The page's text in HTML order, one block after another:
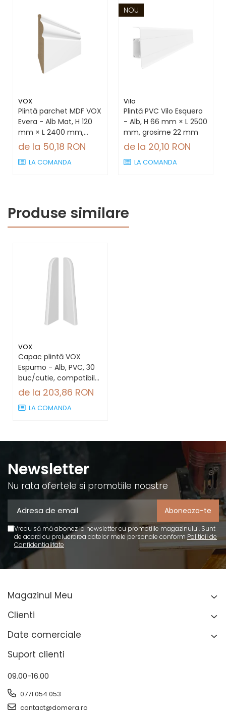
VOX
Plintă parchet MDF VOX
Evera - Alb Mat, H 120
mm × L 2400 mm,
grosime 16 mm
de la 50,18 RON
LA COMANDA
NOU
Vilo
Plintă PVC Vilo Esquero
- Alb, H 66 mm × L 2500
mm, grosime 22 mm
de la 20,10 RON
LA COMANDA
Produse similare
VOX
Capac plintă VOX
Espumo - Alb, PVC, 30
buc/cutie, compatibil
plintă 65 mm
de la 203,86 RON
LA COMANDA
Newsletter
Nu rata ofertele si promotiile noastre
Vreau să mă abonez la newsletter cu promoțiile magazinului. Sunt
de acord cu prelucrarea datelor mele personale conform Politicii de
Confidentialitate
Magazinul Meu
Clienti
Date comerciale
Suport clienti
09.00-16.00
0771 054 053
contact@domera.ro